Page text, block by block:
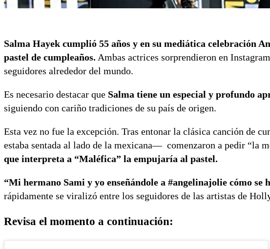
Salma Hayek cumplió 55 años y en su mediática celebración
pastel de cumpleaños. Ambas actrices sorprendieron en
seguidores alrededor del mundo.
Es necesario destacar que Salma tiene un especial y profundo
siguiendo con cariño tradiciones de su país de origen.
Esta vez no fue la excepción. Tras entonar la clásica canción de
estaba sentada al lado de la mexicana— comenzaron a pedir “la
que interpreta a “Maléfica” la empujaría al pastel.
“Mi hermano Sami y yo enseñándole a #angelinajolie cómo se
rápidamente se viralizó entre los seguidores de las artistas de
Revisa el momento a continuación: